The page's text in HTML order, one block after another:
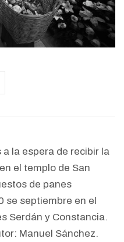
la espera de recibir la
el templo de San
de panes
se septiembre en el
Serdán y Constancia.
Manuel Sánchez.